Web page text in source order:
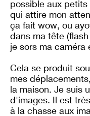
possible aux
qui attire mon
ça fait wow, ou
dans ma tête
je sors ma caméra
Cela se produit
mes
la maison. Je suis
d'images. Il est
à la chasse aux